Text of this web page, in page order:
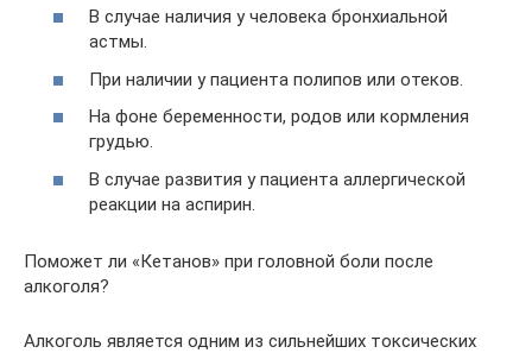
В случае наличия у человека бронхиальной
астмы.
При наличии у пациента полипов или отеков.
На фоне беременности, родов или кормления
грудью.
В случае развития у пациента аллергической
реакции на аспирин.
Поможет ли «Кетанов» при головной боли после
алкоголя?
Алкоголь является одним из сильнейших токсических